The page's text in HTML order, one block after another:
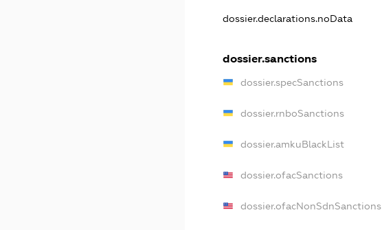
dossier.declarations.noData
dossier.sanctions
dossier.specSanctions
dossier.rnboSanctions
dossier.amkuBlackList
dossier.ofacSanctions
dossier.ofacNonSdnSanctions